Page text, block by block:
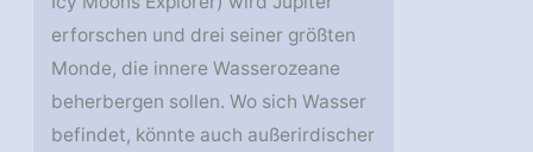
erforschen und drei seiner größten
Monde, die innere Wasserozeane
beherbergen sollen. Wo sich Wasser
befindet, könnte auch außerirdischer